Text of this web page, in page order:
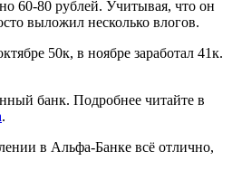
60-80 рублей. Учитывая, что он
выложил несколько влогов.
50к, в ноябре заработал 41к.
банк. Подробнее читайте в
.
в Альфа-Банке всё отлично,